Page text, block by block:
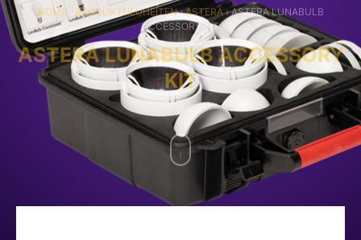
HOME PRODUKTNEUHEITEN › ASTERA ›ASTERA LUNABULB
ACCESSORY KIT
ASTERA LUNABULB ACCESSORY
KIT